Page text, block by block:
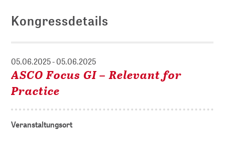
Kongressdetails
05.06.2025 - 05.06.2025
ASCO Focus GI – Relevant for
Practice
Veranstaltungsort